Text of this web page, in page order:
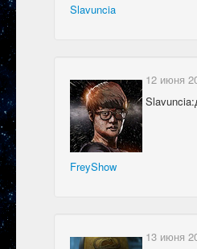
Slavuncia
FreyShow
12 июня
13 июня